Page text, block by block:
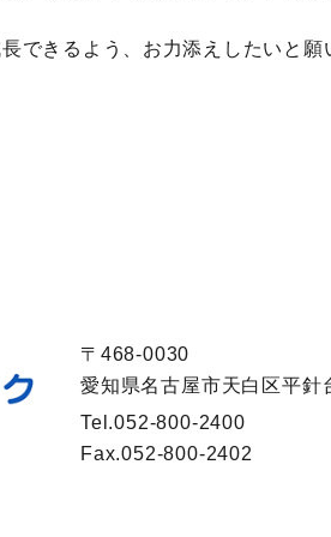
できるよう、お力添えしたいと
〒468-0030
愛知県名古屋市天白区平針
Tel.052-800-2400
Fax.052-800-2402